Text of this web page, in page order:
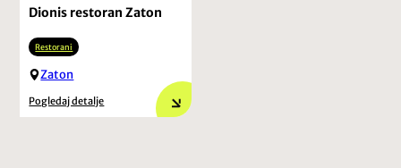
Dionis restoran Zaton
Restorani
Zaton
Pogledaj detalje